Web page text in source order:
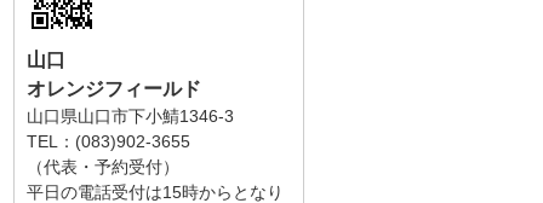
山口
オレンジフィールド
山口県山口市下小鯖1346-3
TEL：(083)902-3655
（代表・予約受付）
平日の電話受付は15時からとなり